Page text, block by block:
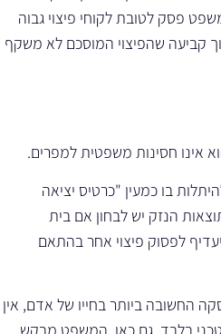
פסק לטובת לקוחי פיצוי גבוה
קביעה שהפיצוי המוסכם לא משקף
אינו חסינות משפטית למפרים.
בו כמעין "כרטיס יציאה
הנזק יש לבחון אם בית
לפסוק פיצוי אחר בהתאם
החשובה ביותר בחייו של אדם, אין